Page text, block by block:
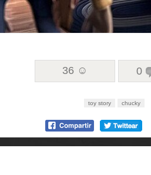
36 ☺ 0
toy story chucky